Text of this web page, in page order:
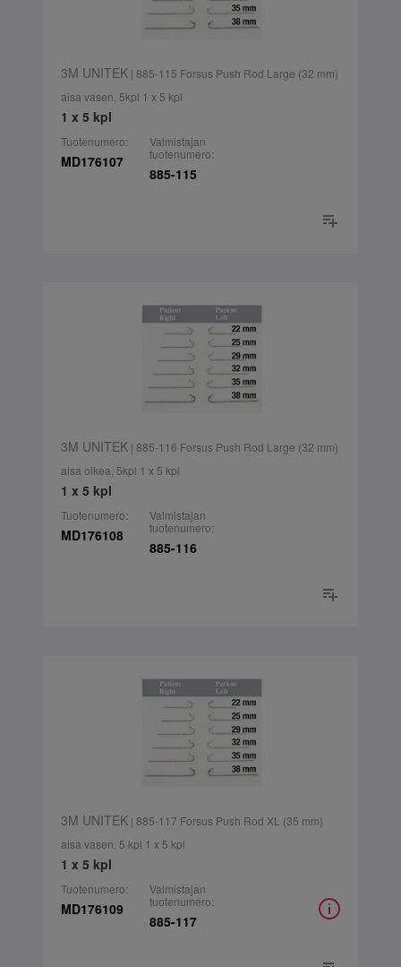
3M UNITEK| 885-115 Forsus Push Rod Large (32 mm)
aisa vasen, 5kpl 1 x 5 kpl
1 x 5 kpl
Tuotenumero:
MD176107
Valmistajan
tuotenumero:
885-115
3M UNITEK| 885-116 Forsus Push Rod Large (32 mm)
aisa oikea, 5kpl 1 x 5 kpl
1 x 5 kpl
Tuotenumero:
MD176108
Valmistajan
tuotenumero:
885-116
3M UNITEK| 885-117 Forsus Push Rod XL (35 mm)
aisa vasen, 5 kpl 1 x 5 kpl
1 x 5 kpl
Tuotenumero:
MD176109
Valmistajan
tuotenumero:
885-117